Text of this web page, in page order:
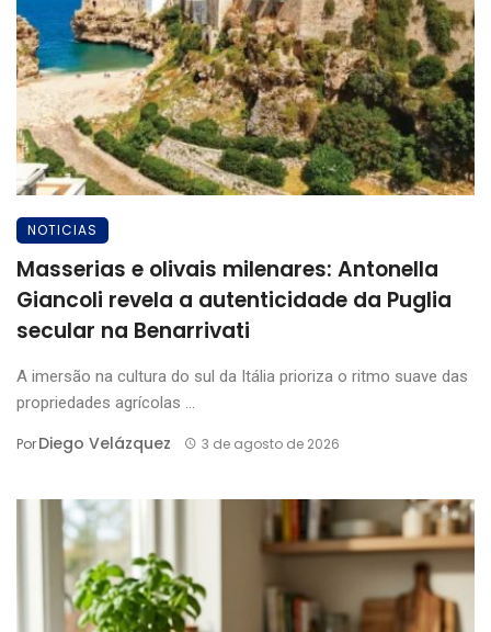
NOTICIAS
Masserias e olivais milenares: Antonella
Giancoli revela a autenticidade da Puglia
secular na Benarrivati
A imersão na cultura do sul da Itália prioriza o ritmo suave das
propriedades agrícolas ...
PorDiego Velázquez 3 de agosto de 2026